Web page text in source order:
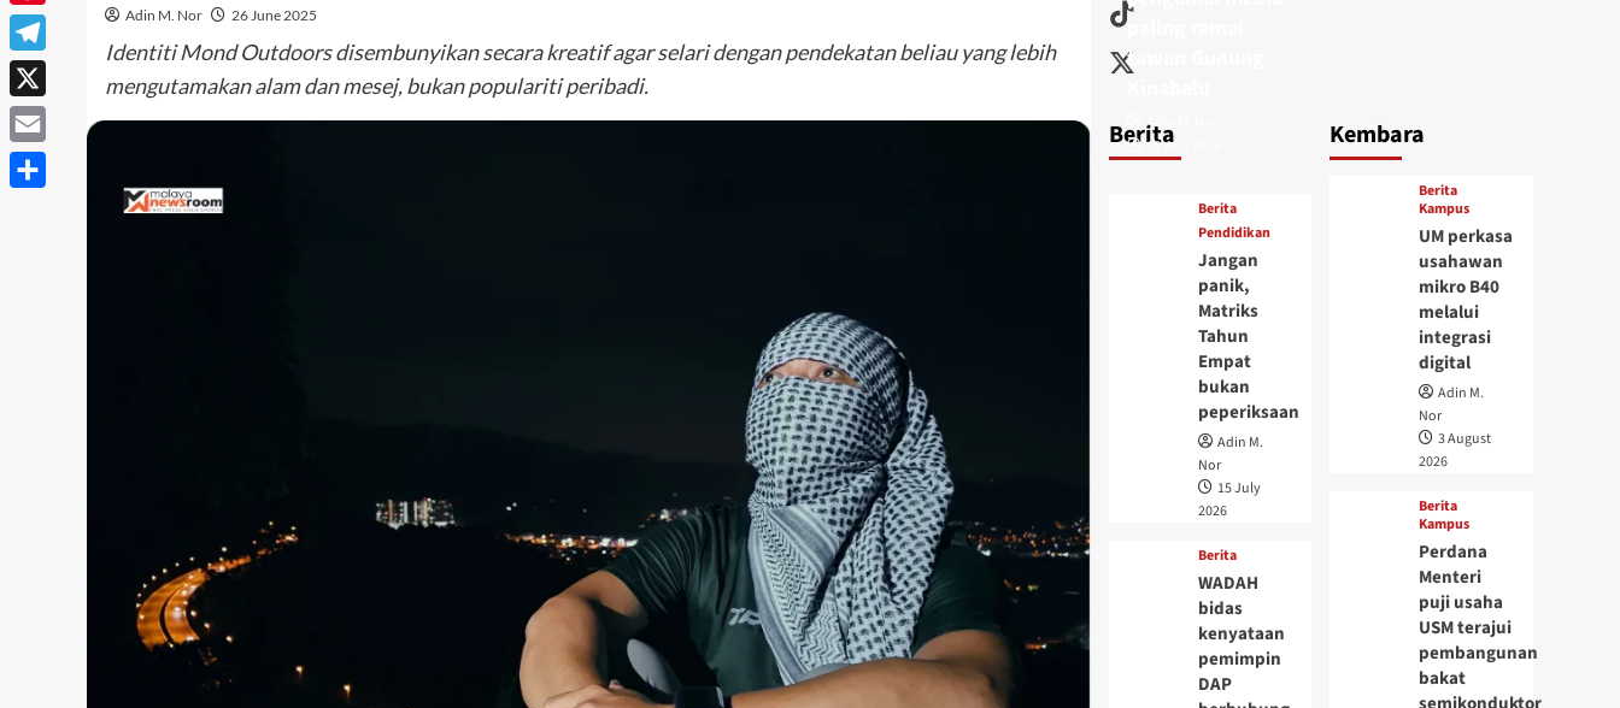
Adin M. Nor 26 June 2025
Identiti Mond Outdoors disembunyikan secara kreatif agar selari dengan pendekatan beliau yang lebih
mengutamakan alam dan mesej, bukan populariti peribadi.
Berita
paling ramai
tawan Gunung
Adin M. Nor
15 July 2026
Berita
Pendidikan
Jangan
panik,
Matriks
Tahun
Empat
bukan
peperiksaan
Adin M.
Nor
15 July
2026
Berita
WADAH
bidas
kenyataan
pemimpin
DAP
Kembara
Berita
Kampus
UM perkasa
usahawan
mikro B40
melalui
integrasi
digital
Adin M.
Nor
3 August
2026
Berita
Kampus
Perdana
Menteri
puji usaha
USM terajui
pembangunan
bakat
Pinterest
Telegram
X
Email